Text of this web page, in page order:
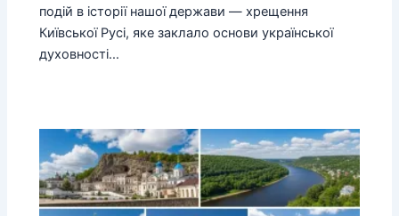
подій в історії нашої держави — хрещення
Київської Русі, яке заклало основи української
духовності…